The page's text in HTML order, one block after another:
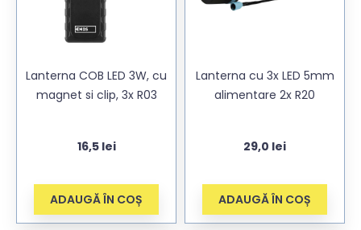
Lanterna COB LED 3W, cu
magnet si clip, 3x R03
16,5 lei
ADAUGĂ ÎN COȘ
Lanterna cu 3x LED 5mm
alimentare 2x R20
29,0 lei
ADAUGĂ ÎN COȘ